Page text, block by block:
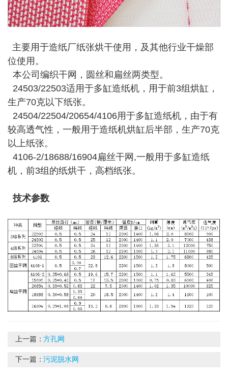
主要用于造纸厂纸张烘干使用，及其他行业干燥部
位使用。
本公司编织干网，圆丝和扁丝两类型。
24503/22503适用于多缸造纸机，用于前3组烘缸，
生产70克以下纸张。
24504/22504/20654/4106用于多缸造纸机，由于有
较高透气性，一般用于造纸机烘缸后半部，生产70克
以上纸张。
4106-2/18688/16904扁丝干网,一般用于多缸造纸
机，前3组的纸烘干，高档纸张。
技术参数
上一篇：方孔网
下一篇：污泥脱水网